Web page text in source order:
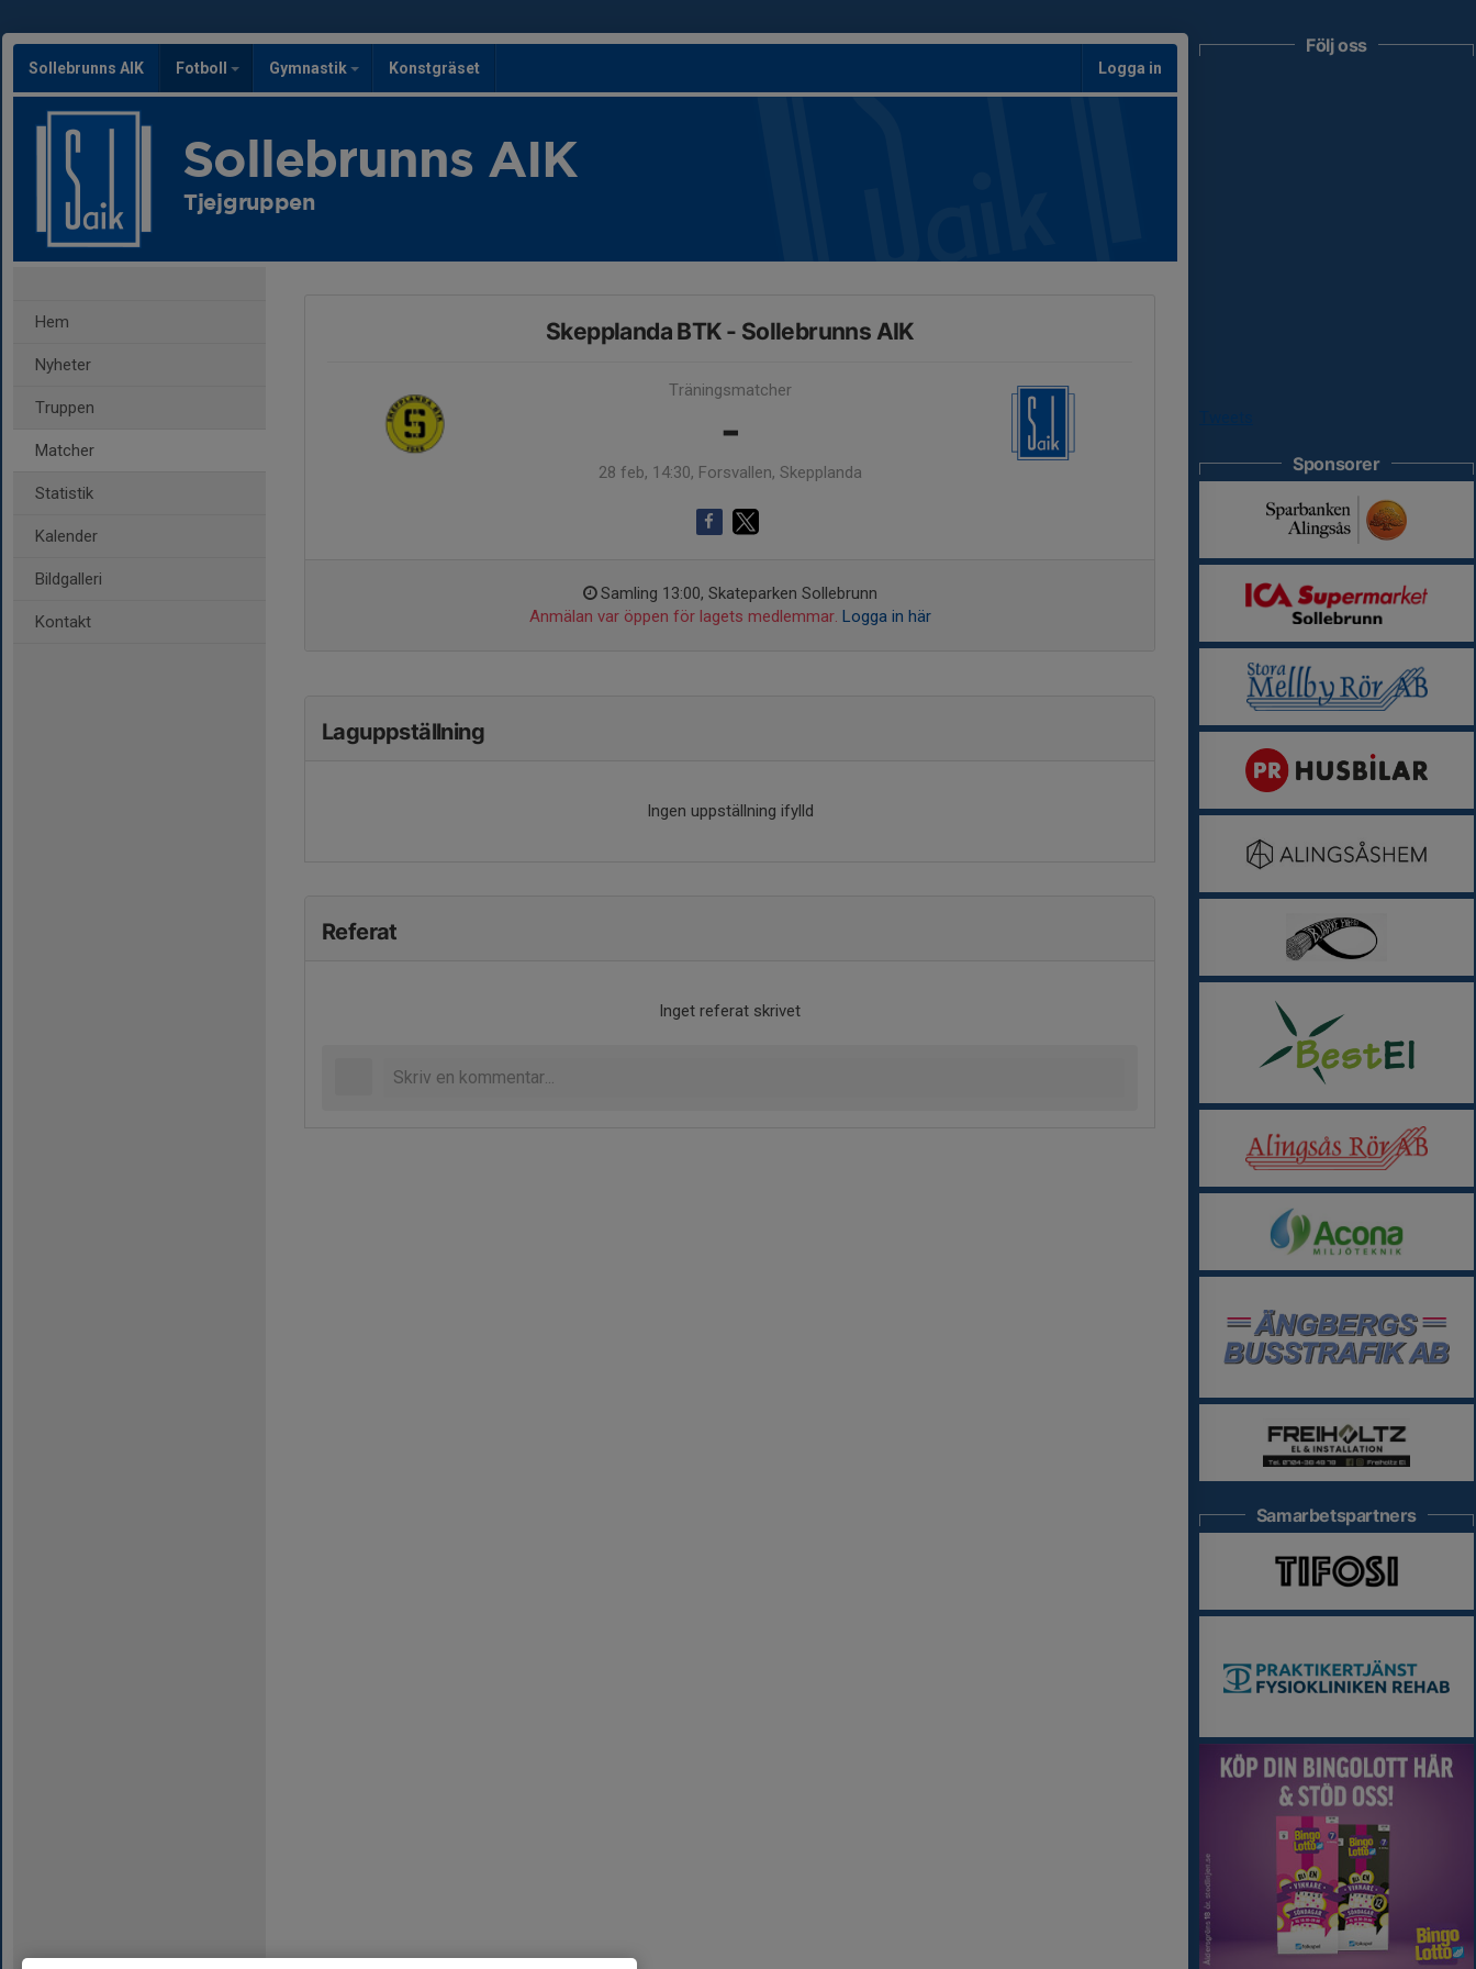
Sollebrunns AIK Fotboll Gymnastik Konstgräset Logga in
Sollebrunns AIK
Tjejgruppen
Hem
Nyheter
Truppen
Matcher
Statistik
Kalender
Bildgalleri
Kontakt
Skepplanda BTK - Sollebrunns AIK
Träningsmatcher
-
28 feb, 14:30, Forsvallen, Skepplanda
Samling 13:00, Skateparken Sollebrunn
Anmälan var öppen för lagets medlemmar. Logga in här
Laguppställning
Ingen uppställning ifylld
Referat
Inget referat skrivet
Följ oss
Sponsorer
Samarbetspartners